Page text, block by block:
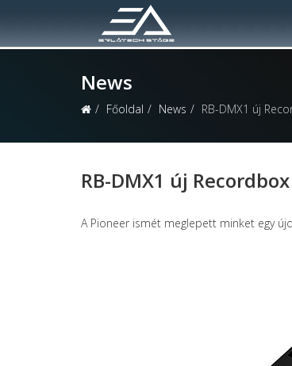
News
Főoldal News RB-DMX1 új
RB-DMX1 új
A Pioneer ismét meglepett minket egy